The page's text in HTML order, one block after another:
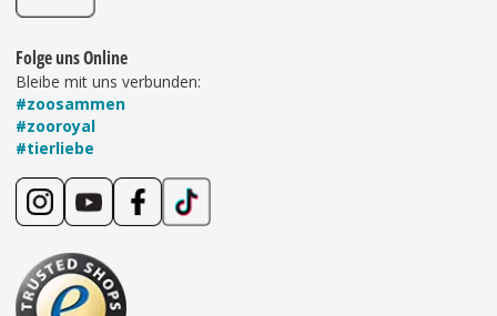
Folge uns Online
Bleibe mit uns verbunden:
#zoosammen
#zooroyal
#tierliebe